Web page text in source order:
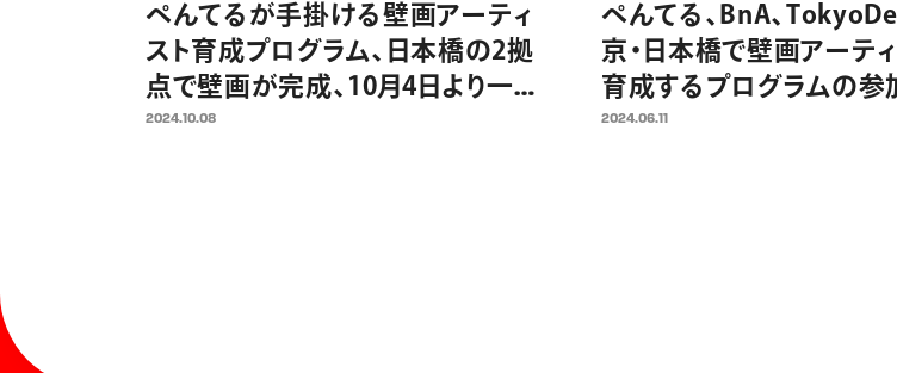
ぺんてるが手掛ける壁画アーティ
スト育成プログラム、日本橋の2拠
点で壁画が完成、10月4日より一般
公開開始
2024.10.08
ぺんてる、BnA、
京・日本橋で壁画アーテ
育成するプログラムの参
ィスト公募開始 国内外
2024.06.11